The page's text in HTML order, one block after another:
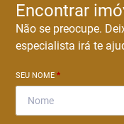
Encontrar
Não se preocupe.
especialista irá te
SEU NOME*